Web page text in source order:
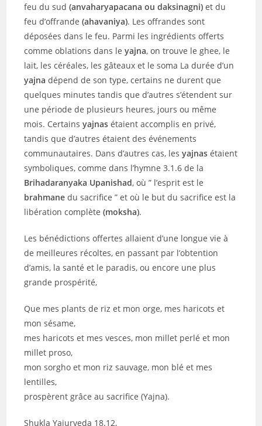
feu du sud (anvaharyapacana ou daksinagni)et du
feu d’offrande(ahavaniya). Les offrandes sont
déposées dans le feu. Parmi les ingrédients offerts
comme oblations dans leyajna, on trouve le ghee, le
lait, les céréales, les gâteaux et le soma La durée d’un
yajna dépend de son type, certains ne durent que
quelques minutes tandis que d’autres s’étendent sur
une période de plusieurs heures, jours ou même
mois. Certainsyajnas étaient accomplis en privé,
tandis que d’autres étaient des événements
communautaires. Dans d’autres cas, lesyajnas étaient
symboliques, comme dans l’hymne 3.1.6 de la
Brihadaranyaka Upanishad, où ” l’esprit est le
brahmane du sacrifice ” et où le but du sacrifice est la
libération complète(moksha).
Les bénédictions offertes allaient d’une longue vie à
de meilleures récoltes, en passant par l’obtention
d’amis, la santé et le paradis, ou encore une plus
grande prospérité,
Que mes plants de riz et mon orge, mes haricots et
mon sésame,
mes haricots et mes vesces, mon millet perlé et mon
millet proso,
mon sorgho et mon riz sauvage, mon blé et mes
lentilles,
prospèrent grâce au sacrifice (Yajna).
Shukla Yajurveda 18.12,